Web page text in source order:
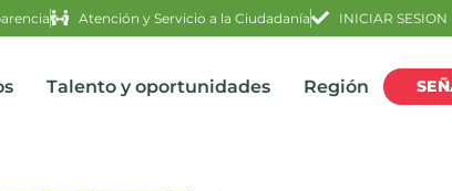
Atención y Servicio a la Ciudadanía INICIAR SESION
Talento y oportunidades Región